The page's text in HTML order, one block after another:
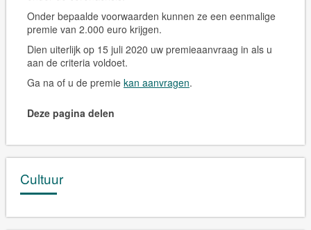
Onder bepaalde voorwaarden kunnen ze een eenmalige
premie van 2.000 euro krijgen.
Dien uiterlijk op 15 juli 2020 uw premieaanvraag in als u
aan de criteria voldoet.
Ga na of u de premie kan aanvragen.
Deze pagina delen
Cultuur